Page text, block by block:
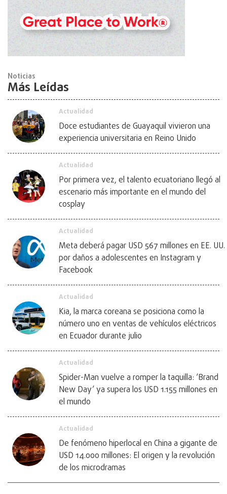
Noticias
Más Leídas
Actualidad
Doce estudiantes de Guayaquil vivieron una
experiencia universitaria en Reino Unido
Actualidad
Por primera vez, el talento ecuatoriano llegó al
escenario más importante en el mundo del
cosplay
Actualidad
Meta deberá pagar USD 567 millones en EE. UU.
por daños a adolescentes en Instagram y
Facebook
Actualidad
Kia, la marca coreana se posiciona como la
número uno en ventas de vehículos eléctricos
en Ecuador durante julio
Actualidad
Spider-Man vuelve a romper la taquilla: ‘Brand
New Day’ ya supera los USD 1.155 millones en
el mundo
Actualidad
De fenómeno hiperlocal en China a gigante de
USD 14.000 millones: El origen y la revolución
de los microdramas